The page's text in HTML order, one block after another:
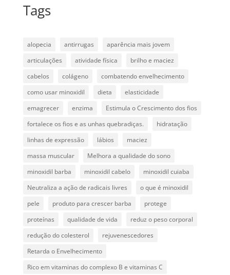
Tags
alopecia antirrugas
aparência mais jovem
articulações
atividade física
brilho e maciez
cabelos
colágeno
combatendo envelhecimento
como usar minoxidil
dieta
elasticidade
emagrecer
enzima
Estimula o Crescimento dos fios
fortalece os fios e as unhas quebradiças.
hidratação
linhas de expressão
lábios
maciez
massa muscular
Melhora a qualidade do sono
minoxidil barba
minoxidil cabelo
minoxidil cuiaba
Neutraliza a ação de radicais livres
o que é minoxidil
pele
produto para crescer barba
protege
proteínas
qualidade de vida
reduz o peso corporal
redução do colesterol
rejuvenescedores
Retarda o Envelhecimento
Rico em vitaminas do complexo B e vitaminas C